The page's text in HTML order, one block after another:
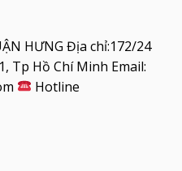
HƯNG Địa chỉ:172/24
Tp Hồ Chí Minh Email:
Hotline